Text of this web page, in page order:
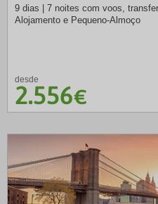
9 dias | 7 noites com voos,
Alojamento e Pequeno-Almoço
desde
2.556€